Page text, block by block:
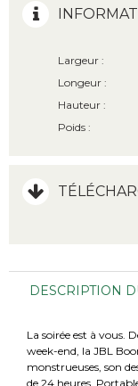
Largeur :
Longeur :
Hauteur :
Poids :
DESCRIPTION
La soirée est à vous.
week-end, la JBL
monstrueuses, son
de 24 heures.